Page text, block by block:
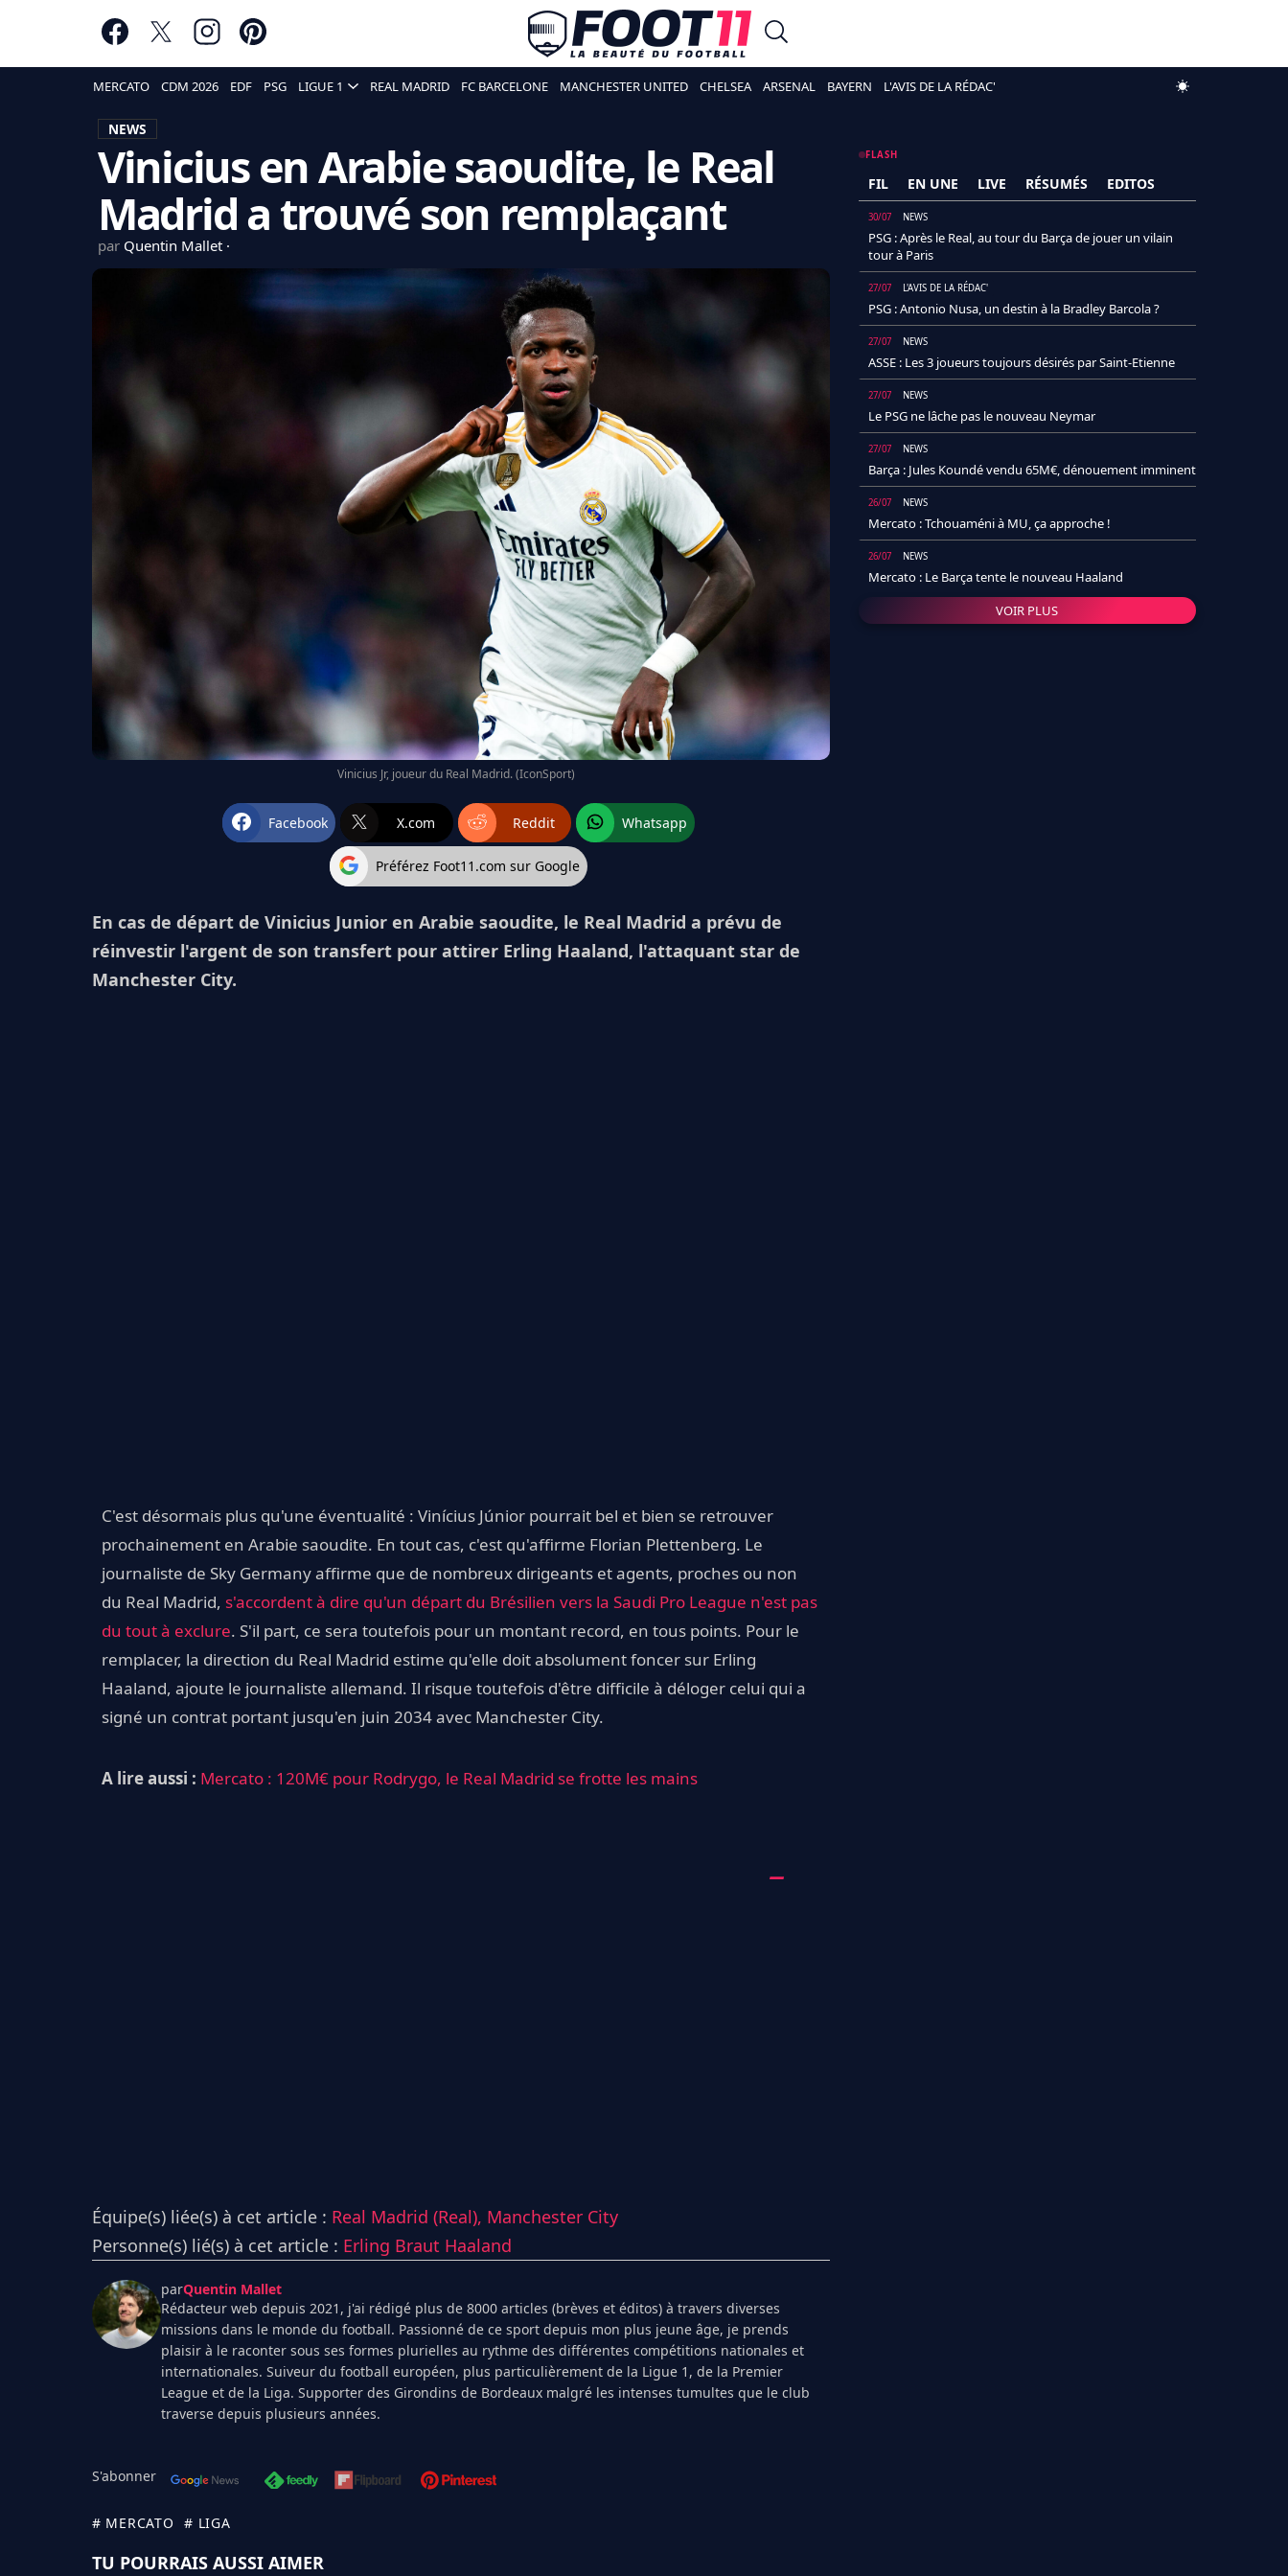
MERCATO CDM 2026 EDF PSG LIGUE 1 REAL MADRID FC BARCELONE MANCHESTER UNITED CHELSEA ARSENAL BAYERN L'AVIS DE LA RÉDAC'
NEWS
Vinicius en Arabie saoudite, le Real
Madrid a trouvé son remplaçant
par Quentin Mallet
Vinicius Jr, joueur du Real Madrid. (IconSport)
Facebook X.com Reddit Whatsapp
Préférez Foot11.com sur Google
En cas de départ de Vinicius Junior en Arabie saoudite, le Real Madrid a prévu de
réinvestir l'argent de son transfert pour attirer Erling Haaland, l'attaquant star de
Manchester City.
C'est désormais plus qu'une éventualité : Vinícius Júnior pourrait bel et bien se retrouver
prochainement en Arabie saoudite. En tout cas, c'est qu'affirme Florian Plettenberg. Le
journaliste de Sky Germany affirme que de nombreux dirigeants et agents, proches ou non
du Real Madrid, s'accordent à dire qu'un départ du Brésilien vers la Saudi Pro League n'est pas
du tout à exclure. S'il part, ce sera toutefois pour un montant record, en tous points. Pour le
remplacer, la direction du Real Madrid estime qu'elle doit absolument foncer sur Erling
Haaland, ajoute le journaliste allemand. Il risque toutefois d'être difficile à déloger celui qui a
signé un contrat portant jusqu'en juin 2034 avec Manchester City.
A lire aussi : Mercato : 120M€ pour Rodrygo, le Real Madrid se frotte les mains
Équipe(s) liée(s) à cet article : Real Madrid (Real), Manchester City
Personne(s) lié(s) à cet article : Erling Braut Haaland
parQuentin Mallet
Rédacteur web depuis 2021, j'ai rédigé plus de 8000 articles (brèves et éditos) à travers diverses
missions dans le monde du football. Passionné de ce sport depuis mon plus jeune âge, je prends
plaisir à le raconter sous ses formes plurielles au rythme des différentes compétitions nationales et
internationales. Suiveur du football européen, plus particulièrement de la Ligue 1, de la Premier
League et de la Liga. Supporter des Girondins de Bordeaux malgré les intenses tumultes que le club
traverse depuis plusieurs années.
S'abonner
# MERCATO # LIGA
TU POURRAIS AUSSI AIMER
FLASH
FIL EN UNE LIVE RÉSUMÉS EDITOS
30/07 NEWS
PSG : Après le Real, au tour du Barça de jouer un vilain
tour à Paris
27/07 L'AVIS DE LA RÉDAC'
PSG : Antonio Nusa, un destin à la Bradley Barcola ?
27/07 NEWS
ASSE : Les 3 joueurs toujours désirés par Saint-Etienne
27/07 NEWS
Le PSG ne lâche pas le nouveau Neymar
27/07 NEWS
Barça : Jules Koundé vendu 65M€, dénouement imminent
26/07 NEWS
Mercato : Tchouaméni à MU, ça approche !
26/07 NEWS
Mercato : Le Barça tente le nouveau Haaland
VOIR PLUS